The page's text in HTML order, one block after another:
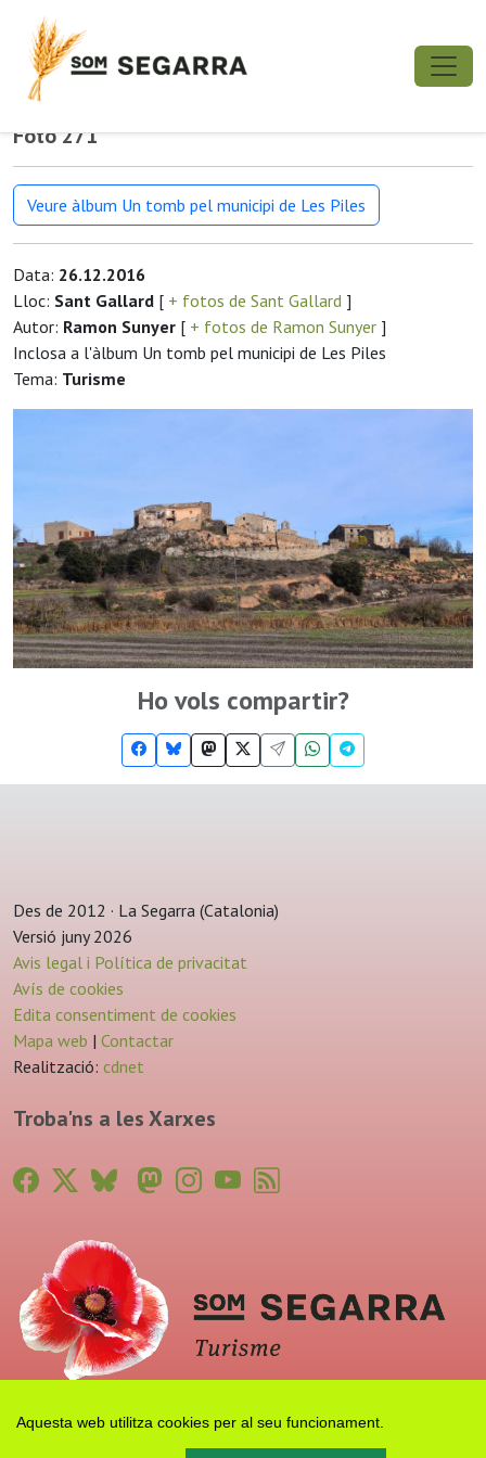
Aquesta web utilitza cookies per al seu funcionament.
Foto 271
Veure àlbum Un tomb pel municipi de Les Piles
Data: 26.12.2016
Lloc: Sant Gallard [ + fotos de Sant Gallard ]
Autor: Ramon Sunyer [ + fotos de Ramon Sunyer ]
Inclosa a l'àlbum Un tomb pel municipi de Les Piles
Tema: Turisme
Ho vols compartir?
Des de 2012 · La Segarra (Catalonia)
Versió juny 2026
Avis legal i Política de privacitat
Avís de cookies
Edita consentiment de cookies
Mapa web | Contactar
Realització: cdnet
Troba'ns a les Xarxes